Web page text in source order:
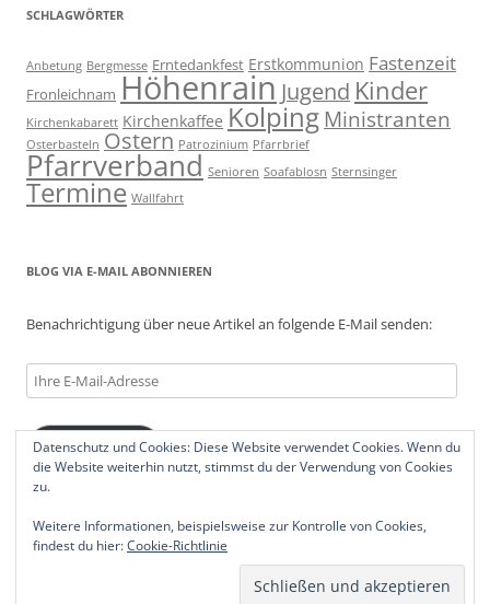
SCHLAGWÖRTER
Anbetung Bergmesse Erntedankfest Erstkommunion Fastenzeit
Fronleichnam Höhenrain Jugend Kinder
Kirchenkabarett Kirchenkaffee Kolping Ministranten
Osterbasteln Ostern Patrozinium Pfarrbrief
Pfarrverband Senioren Soafablosn Sternsinger
Termine Wallfahrt
BLOG VIA E-MAIL ABONNIEREN
Benachrichtigung über neue Artikel an folgende E-Mail senden:
Ihre
E-
Mail-
Adresse
Abonnieren
Stolz präsentiert von WordPress
Datenschutz und Cookies: Diese Website verwendet Cookies. Wenn du
die Website weiterhin nutzt, stimmst du der Verwendung von Cookies
zu.
Weitere Informationen, beispielsweise zur Kontrolle von Cookies,
findest du hier:Cookie-Richtlinie